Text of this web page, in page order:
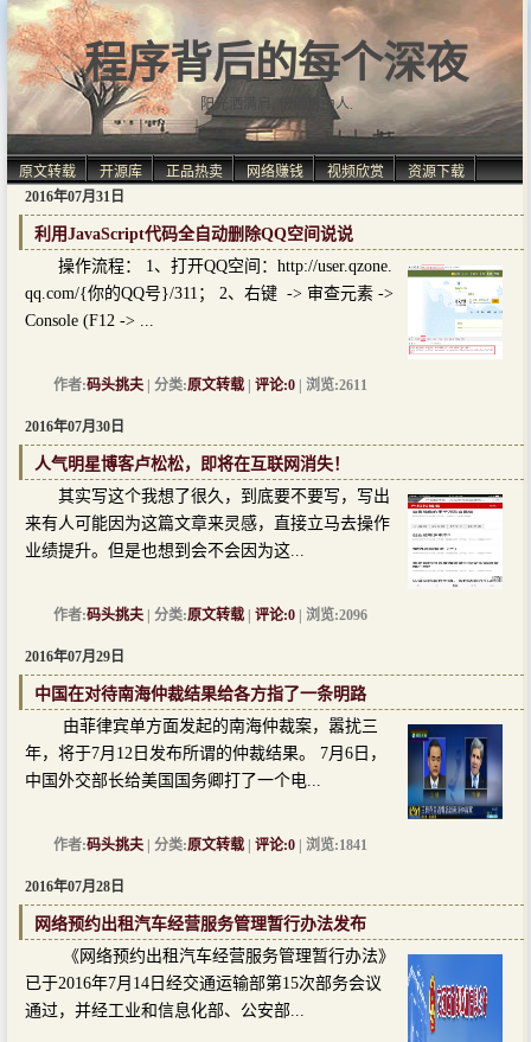
程序背后的每个深夜
阳光洒满肩, 仿佛自由人.
原文转载 开源库 正品热卖 网络赚钱 视频欣赏
资源下载
2016年07月31日
利用JavaScript代码全自动删除QQ空间说说
操作流程： 1、打开QQ空间：http://user.qzone.
qq.com/{你的QQ号}/311； 2、右键 -> 审查元素 ->
Console (F12 -> ...
作者:码头挑夫 | 分类:原文转载 评论:0 | 浏览:2611
2016年07月30日
人气明星博客卢松松，即将在互联网消失！
其实写这个我想了很久，到底要不要写，写出
来有人可能因为这篇文章来灵感，直接立马去操作
业绩提升。但是也想到会不会因为这...
作者:码头挑夫 | 分类:原文转载 评论:0 | 浏览:2096
2016年07月29日
中国在对待南海仲裁结果给各方指了一条明路
由菲律宾单方面发起的南海仲裁案，嚣扰三
年，将于7月12日发布所谓的仲裁结果。 7月6日，
中国外交部长给美国国务卿打了一个电...
作者:码头挑夫 | 分类:原文转载 评论:0 | 浏览:1841
2016年07月28日
网络预约出租汽车经营服务管理暂行办法发布
《网络预约出租汽车经营服务管理暂行办法》
已于2016年7月14日经交通运输部第15次部务会议
通过，并经工业和信息化部、公安部...